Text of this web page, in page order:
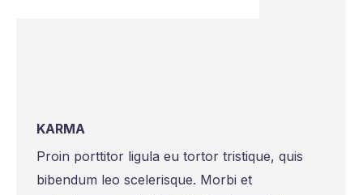
KARMA
Proin porttitor ligula eu tortor tristique, quis
bibendum leo scelerisque. Morbi et